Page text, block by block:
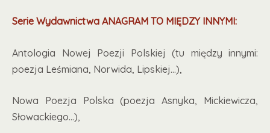
Serie Wydawnictwa ANAGRAM TO MIĘDZY INNYMI:
Antologia Nowej Poezji Polskiej (tu między innymi:
poezja Leśmiana, Norwida, Lipskiej…),
Nowa Poezja Polska (poezja Asnyka, Mickiewicza,
Słowackiego…),